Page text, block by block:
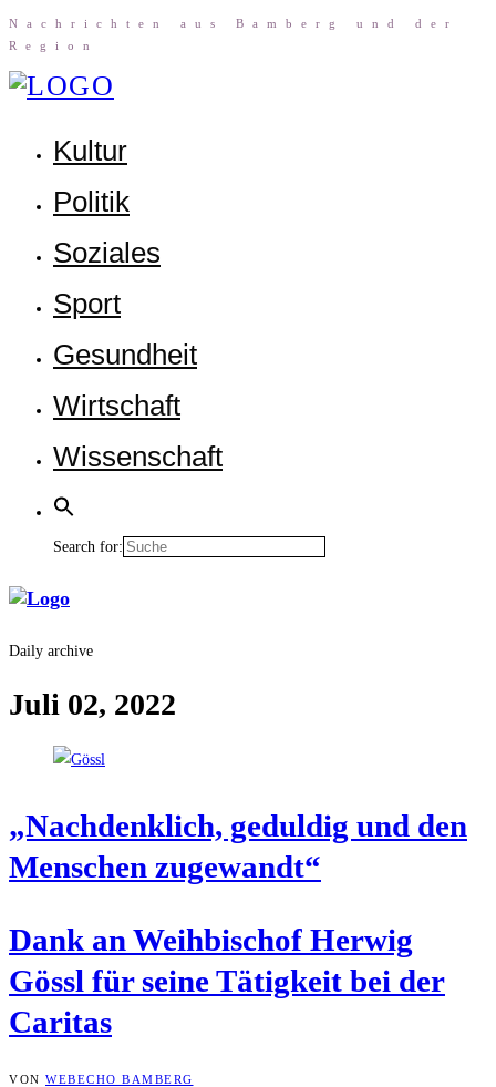
Nach­rich­ten aus Bam­berg und der
Region
Kul­tur
Poli­tik
Sozia­les
Sport
Gesund­heit
Wirt­schaft
Wis­sen­schaft
Search for:
Daily archive
Juli 02, 2022
„Nach­denk­lich, gedul­dig und den
Men­schen zugewandt“
Dank an Weih­bi­schof Her­wig
Gössl für sei­ne Tätig­keit bei der
Caritas
VON WEBECHO BAMBERG